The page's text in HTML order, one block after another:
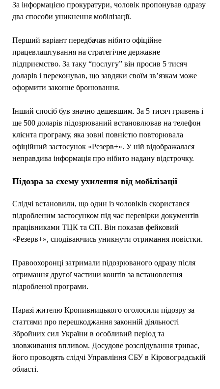
За інформацією прокуратури, чоловік пропонував одразу
два способи уникнення мобілізації.
Перший варіант передбачав нібито офіційне
працевлаштування на стратегічне державне
підприємство. За таку “послугу” він просив 5 тисяч
доларів і переконував, що завдяки своїм зв’язкам може
оформити законне бронювання.
Інший спосіб був значно дешевшим. За 5 тисяч гривень і
ще 500 доларів підозрюваний встановлював на телефон
клієнта програму, яка зовні повністю повторювала
офіційний застосунок «Резерв+». У ній відображалася
неправдива інформація про нібито надану відстрочку.
Підозра за схему ухилення від мобілізації
Слідчі встановили, що один із чоловіків скористався
підробленим застосунком під час перевірки документів
працівниками ТЦК та СП. Він показав фейковий
«Резерв+», сподіваючись уникнути отримання повістки.
Правоохоронці затримали підозрюваного одразу після
отримання другої частини коштів за встановлення
підробленої програми.
Наразі жителю Кропивницького оголосили підозру за
статтями про перешкоджання законній діяльності
Збройних сил України в особливий період та
зловживання впливом. Досудове розслідування триває,
його проводять слідчі Управління СБУ в Кіровоградській
області.